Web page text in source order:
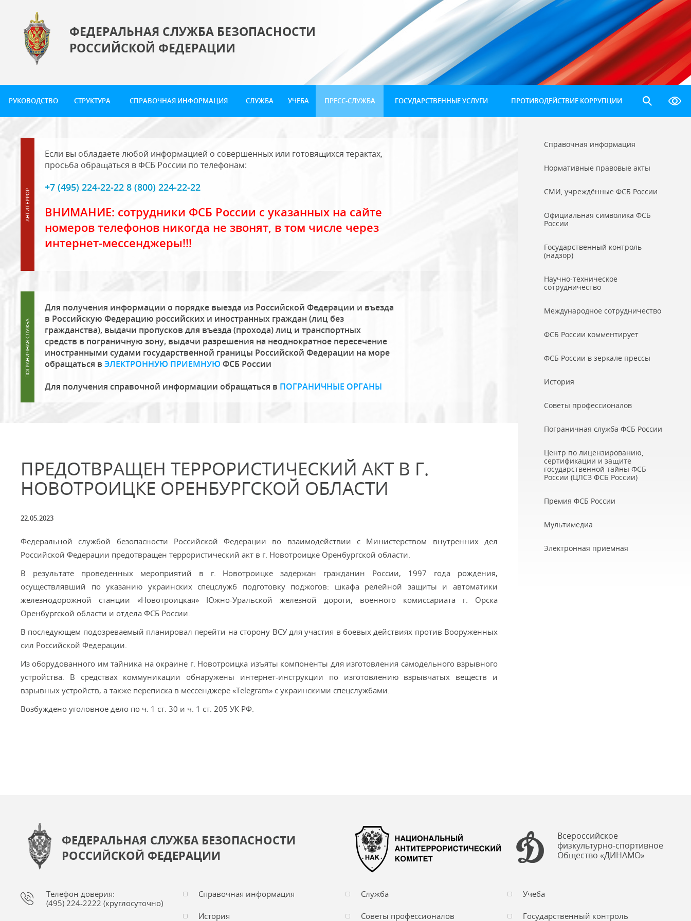
ФЕДЕРАЛЬНАЯ СЛУЖБА БЕЗОПАСНОСТИ
РОССИЙСКОЙ ФЕДЕРАЦИИ
РУКОВОДСТВО СТРУКТУРА СПРАВОЧНАЯ ИНФОРМАЦИЯ СЛУЖБА УЧЕБА ПРЕСС-СЛУЖБА ГОСУДАРСТВЕННЫЕ УСЛУГИ ПРОТИВОДЕЙСТВИЕ КОРРУПЦИИ
Если вы обладаете любой информацией о совершенных или готовящихся терактах,
просьба обращаться в ФСБ России по телефонам:
+7 (495) 224-22-22 8 (800) 224-22-22
ВНИМАНИЕ: сотрудники ФСБ России с указанных на сайте
номеров телефонов никогда не звонят, в том числе через
интернет-мессенджеры!!!
Для получения информации о порядке выезда из Российской Федерации и въезда
в Российскую Федерацию российских и иностранных граждан (лиц без
гражданства), выдачи пропусков для въезда (прохода) лиц и транспортных
средств в пограничную зону, выдачи разрешения на неоднократное пересечение
иностранными судами государственной границы Российской Федерации на море
обращаться в ЭЛЕКТРОННУЮ ПРИЕМНУЮ ФСБ России
Для получения справочной информации обращаться в ПОГРАНИЧНЫЕ ОРГАНЫ
ПРЕДОТВРАЩЕН ТЕРРОРИСТИЧЕСКИЙ АКТ В Г.
НОВОТРОИЦКЕ ОРЕНБУРГСКОЙ ОБЛАСТИ
22.05.2023
Федеральной службой безопасности Российской Федерации во взаимодействии с Министерством внутренних дел
Российской Федерации предотвращен террористический акт в г. Новотроицке Оренбургской области.
В результате проведенных мероприятий в г. Новотроицке задержан гражданин России, 1997 года рождения,
осуществлявший по указанию украинских спецслужб подготовку поджогов: шкафа релейной защиты и автоматики
железнодорожной станции «Новотроицкая» Южно-Уральской железной дороги, военного комиссариата г. Орска
Оренбургской области и отдела ФСБ России.
В последующем подозреваемый планировал перейти на сторону ВСУ для участия в боевых действиях против Вооруженных
сил Российской Федерации.
Из оборудованного им тайника на окраине г. Новотроицка изъяты компоненты для изготовления самодельного взрывного
устройства. В средствах коммуникации обнаружены интернет-инструкции по изготовлению взрывчатых веществ и
взрывных устройств, а также переписка в мессенджере «Telegram» с украинскими спецслужбами.
Возбуждено уголовное дело по ч. 1 ст. 30 и ч. 1 ст. 205 УК РФ.
Справочная информация
Нормативные правовые акты
СМИ, учреждённые ФСБ России
Официальная символика ФСБ
России
Государственный контроль
(надзор)
Научно-техническое
сотрудничество
Международное сотрудничество
ФСБ России комментирует
ФСБ России в зеркале прессы
История
Советы профессионалов
Пограничная служба ФСБ России
Центр по лицензированию,
сертификации и защите
государственной тайны ФСБ
России (ЦЛСЗ ФСБ России)
Премия ФСБ России
Мультимедиа
Электронная приемная
ФЕДЕРАЛЬНАЯ СЛУЖБА БЕЗОПАСНОСТИ
РОССИЙСКОЙ ФЕДЕРАЦИИ
Всероссийское
физкультурно-спортивное
Общество «ДИНАМО»
Телефон доверия:
(495) 224-2222 (круглосуточно)
Справочная информация Служба Учеба
История Советы профессионалов
Государственный контроль